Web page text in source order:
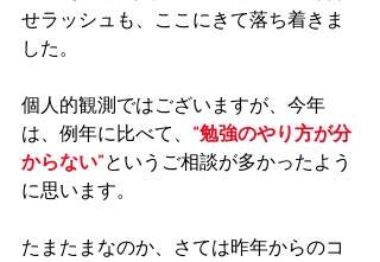
せラッシュも、ここにきて落ち着きま
した。
個人的観測ではございますが、今年
は、例年に比べて、 “勉強のやり方が分
からない”というご相談が多かったよう
に思います。
たまたまなのか、さては昨年からのコ